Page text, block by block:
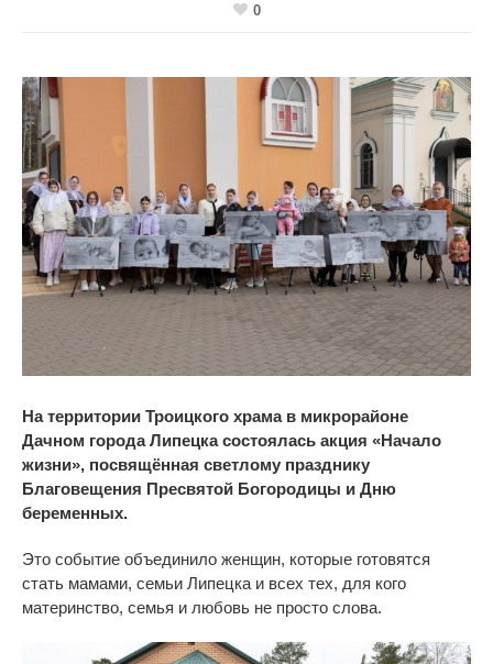
0
На территории Троицкого храма в микрорайоне
Дачном города Липецка состоялась акция «Начало
жизни», посвящённая светлому празднику
Благовещения Пресвятой Богородицы и Дню
беременных.
Это событие объединило женщин, которые готовятся
стать мамами, семьи Липецка и всех тех, для кого
материнство, семья и любовь не просто слова.